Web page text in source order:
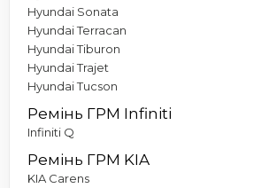
Hyundai Sonata
Hyundai Terracan
Hyundai Tiburon
Hyundai Trajet
Hyundai Tucson
Ремінь ГРМ Infiniti
Infiniti Q
Ремінь ГРМ KIA
KIA Carens